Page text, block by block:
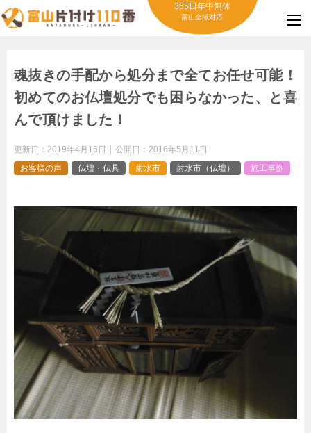
365日年中無休
富山全域対応
魂抜きの手配から処分まで全てお任せ可能！
初めてのお仏壇処分でも困らなかった、と喜
んで頂けました！
更新日： 2019年4月16日 公開日： 2016年5月11日
お客様の声
仏壇・仏具 射水市 射水市（仏壇） 施工事例